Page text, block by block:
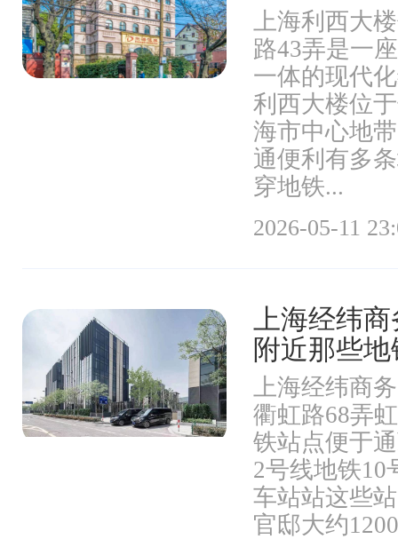
上海利西大
路43弄是一
一体的现代
利西大楼位
海市中心地
通便利有多
穿地铁...
2026-05-11
上海经纬
附近那些
上海经纬商
衢虹路68弄
铁站点便于
2号线地铁10
车站站这些
官邸大约